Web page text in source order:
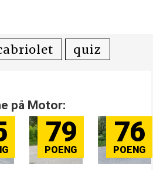
quiz
på Motor:
79 76